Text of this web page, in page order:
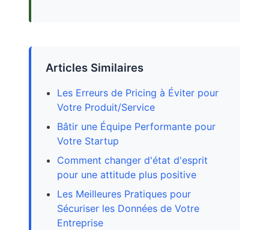
Articles Similaires
Les Erreurs de Pricing à Éviter pour
Votre Produit/Service
Bâtir une Équipe Performante pour
Votre Startup
Comment changer d'état d'esprit
pour une attitude plus positive
Les Meilleures Pratiques pour
Sécuriser les Données de Votre
Entreprise